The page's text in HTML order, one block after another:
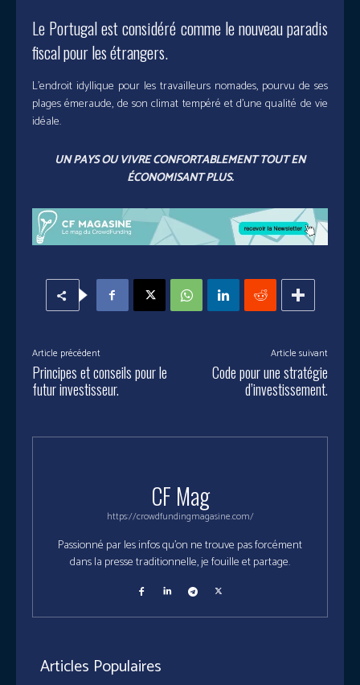
Le Portugal est considéré comme le nouveau paradis
fiscal pour les étrangers.
L’endroit idyllique pour les travailleurs nomades, pourvu de ses
plages émeraude, de son climat tempéré et d’une qualité de vie
idéale.
UN PAYS OU VIVRE CONFORTABLEMENT TOUT EN
ÉCONOMISANT PLUS.
Article précédent
Principes et conseils pour le
futur investisseur.
Article suivant
Code pour une stratégie
d’investissement.
CF Mag
https://crowdfundingmagasine.com/
Passionné par les infos qu'on ne trouve pas forcément
dans la presse traditionnelle, je fouille et partage.
Articles Populaires